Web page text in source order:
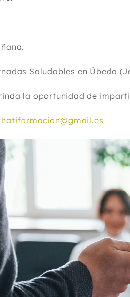
Saludables en Úbeda
la oportunidad de